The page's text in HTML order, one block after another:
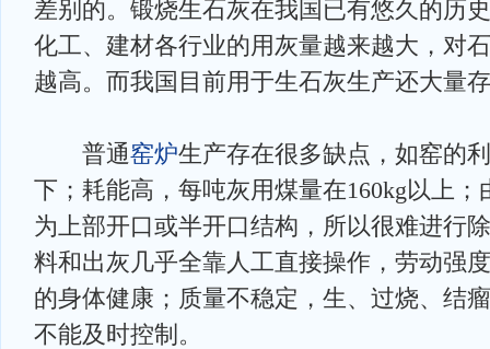
差别的。锻烧生石灰在我国已有悠久的历
化工、建材各行业的用灰量越来越大，对
越高。而我国目前用于生石灰生产还大量
普通窑炉生产存在很多缺点，如窑的
下；耗能高，每吨灰用煤量在160kg以上
为上部开口或半开口结构，所以很难进行
料和出灰几乎全靠人工直接操作，劳动强
的身体健康；质量不稳定，生、过烧、结
不能及时控制。